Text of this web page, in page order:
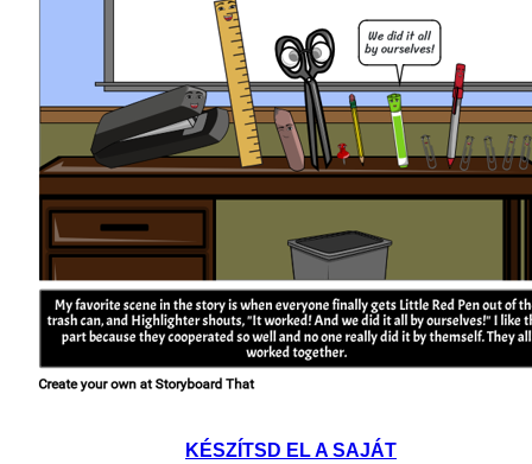
KÉSZÍTSD EL A SAJÁT